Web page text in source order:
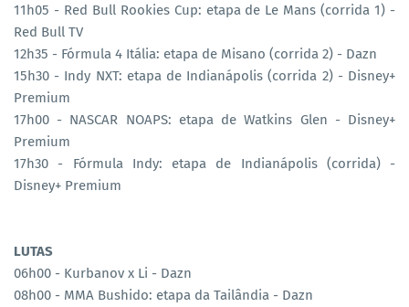
11h05 - Red Bull Rookies Cup: etapa de Le Mans (corrida 1) -
Red Bull TV
12h35 - Fórmula 4 Itália: etapa de Misano (corrida 2) - Dazn
15h30 - Indy NXT: etapa de Indianápolis (corrida 2) - Disney+
Premium
17h00 - NASCAR NOAPS: etapa de Watkins Glen - Disney+
Premium
17h30 - Fórmula Indy: etapa de Indianápolis (corrida) -
Disney+ Premium
LUTAS
06h00 - Kurbanov x Li - Dazn
08h00 - MMA Bushido: etapa da Tailândia - Dazn